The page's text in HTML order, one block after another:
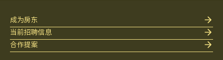
成为房东
当前招聘信息
合作提案